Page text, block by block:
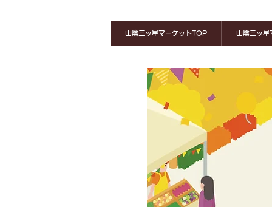
山陰三ッ星マーケットTOP 山陰三ッ星